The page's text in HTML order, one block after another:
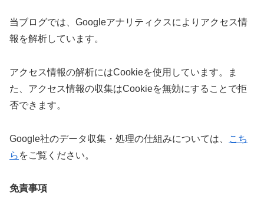
当ブログでは、Googleアナリティクスによりアクセス情
報を解析しています。
アクセス情報の解析にはCookieを使用しています。ま
た、アクセス情報の収集はCookieを無効にすることで拒
否できます。
Google社のデータ収集・処理の仕組みについては、
こち
ら をご覧ください。
免責事項